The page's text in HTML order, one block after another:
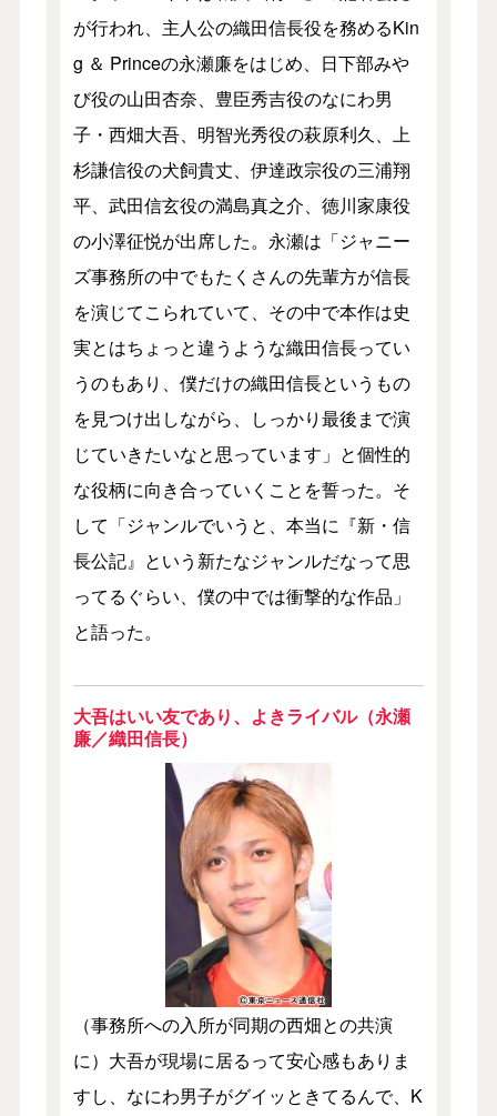
が行われ、主人公の織田信長役を務めるKin
g ＆ Princeの永瀬廉をはじめ、日下部みや
び役の山田杏奈、豊臣秀吉役のなにわ男
子・西畑大吾、明智光秀役の萩原利久、上
杉謙信役の犬飼貴丈、伊達政宗役の三浦翔
平、武田信玄役の満島真之介、徳川家康役
の小澤征悦が出席した。永瀬は「ジャニー
ズ事務所の中でもたくさんの先輩方が信長
を演じてこられていて、その中で本作は史
実とはちょっと違うような織田信長ってい
うのもあり、僕だけの織田信長というもの
を見つけ出しながら、しっかり最後まで演
じていきたいなと思っています」と個性的
な役柄に向き合っていくことを誓った。そ
して「ジャンルでいうと、本当に『新・信
長公記』という新たなジャンルだなって思
ってるぐらい、僕の中では衝撃的な作品」
と語った。
大吾はいい友であり、よきライバル（永瀬
廉／織田信長）
（事務所への入所が同期の西畑との共演
に）大吾が現場に居るって安心感もありま
すし、なにわ男子がグイッときてるんで、K